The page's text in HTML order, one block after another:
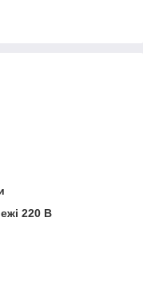
220 В